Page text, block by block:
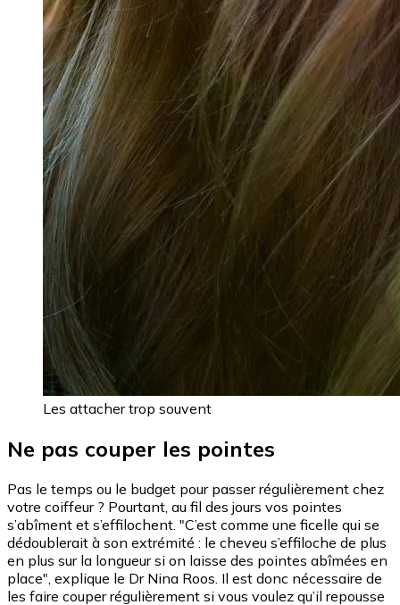
Les attacher trop souvent
Ne pas couper les pointes
Pas le temps ou le budget pour passer régulièrement chez
votre coiffeur ? Pourtant, au fil des jours vos pointes
s’abîment et s’effilochent. "C’est comme une ficelle qui se
dédoublerait à son extrémité : le cheveu s’effiloche de plus
en plus sur la longueur si on laisse des pointes abîmées en
place", explique le Dr Nina Roos. Il est donc nécessaire de
les faire couper régulièrement si vous voulez qu’il repousse